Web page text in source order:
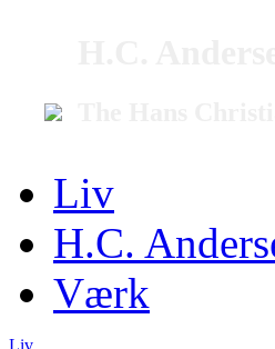
Liv
H.C.
Værk
Liv